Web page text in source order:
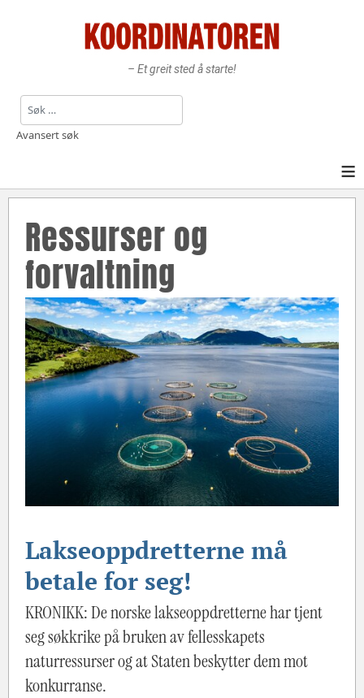
– Et greit sted å starte!
Søk
Avansert søk
≡
Ressurser og
forvaltning
Lakseoppdretterne må
betale for seg!
KRONIKK: De norske lakseoppdretterne har tjent
seg søkkrike på bruken av fellesskapets
naturressurser og at Staten beskytter dem mot
konkurranse.